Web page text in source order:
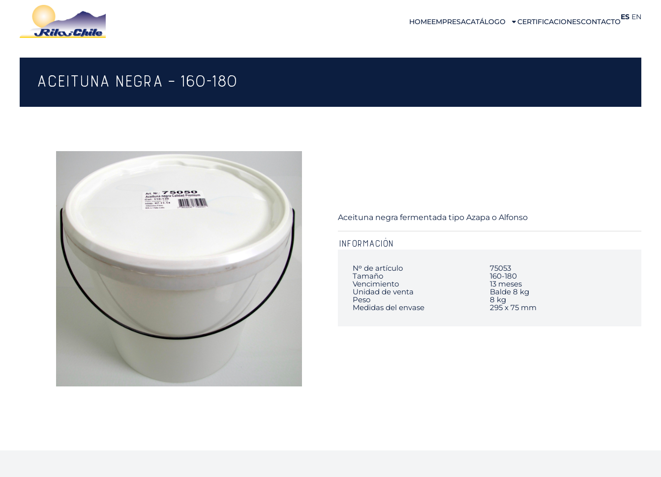
HOMEEMPRESACATÁLOGO CERTIFICACIONESCONTACTO
ES EN
ACEITUNA NEGRA – 160-180
Aceituna negra fermentada tipo Azapa o Alfonso
INFORMACIÓN
Nᵒ de artículo
75053
Tamaño
160-180
Vencimiento
13 meses
Unidad de venta
Balde 8 kg
Peso
8 kg
Medidas del envase
295 x 75 mm